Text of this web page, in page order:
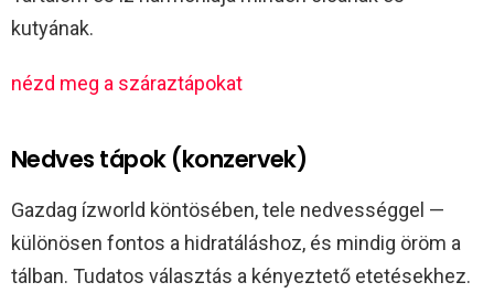
kutyának.
nézd meg a száraztápokat
Nedves tápok (konzervek)
Gazdag ízworld köntösében, tele nedvességgel —
különösen fontos a hidratáláshoz, és mindig öröm a
tálban. Tudatos választás a kényeztető etetésekhez.